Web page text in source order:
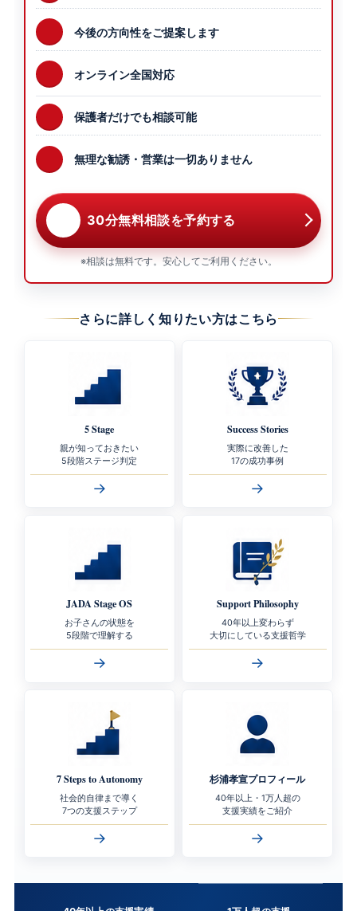
今後の方向性をご提案します
オンライン全国対応
保護者だけでも相談可能
無理な勧誘・営業は一切ありません
30分無料相談を予約する
※相談は無料です。安心してご利用ください。
さらに詳しく知りたい方はこちら
5 Stage
親が知っておきたい
5段階ステージ判定
→
Success Stories
実際に改善した
17の成功事例
→
JADA Stage OS
お子さんの状態を
5段階で理解する
→
Support Philosophy
40年以上変わらず
大切にしている支援哲学
→
7 Steps to Autonomy
社会的自律まで導く
7つの支援ステップ
→
杉浦孝宣プロフィール
40年以上・1万人超の
支援実績をご紹介
→